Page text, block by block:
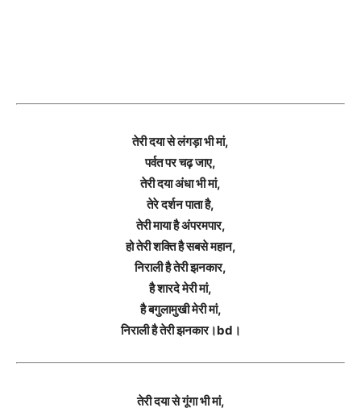
तेरी दया से लंगड़ा भी मां,
पर्वत पर चढ़ जाए,
तेरी दया अंधा भी मां,
तेरे दर्शन पाता है,
तेरी माया है अंपरमपार,
हो तेरी शक्ति है सबसे महान,
निराली है तेरी झनकार,
है शारदे मेरी मां,
है बगुलामुखी मेरी मां,
निराली है तेरी झनकार।bd।
तेरी दया से गूंगा भी मां,